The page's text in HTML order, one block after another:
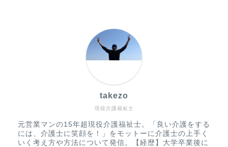
現役介護福祉士
takezo
元営業マンの15年超現役介護福祉士。「良い介護をする
には、介護士に笑顔を！」をモットーに介護士の上手く
いく考え方や方法について発信。【経歴】大学卒業後に